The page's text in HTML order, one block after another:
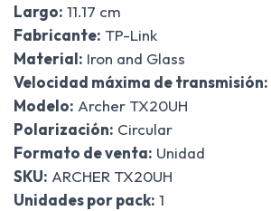
Largo: 11.17 cm
Fabricante: TP-Link
Material: Iron and Glass
Velocidad máxima de transmisión:
Modelo: Archer TX20UH
Polarización: Circular
Formato de venta: Unidad
SKU: ARCHER TX20UH
Unidades por pack: 1